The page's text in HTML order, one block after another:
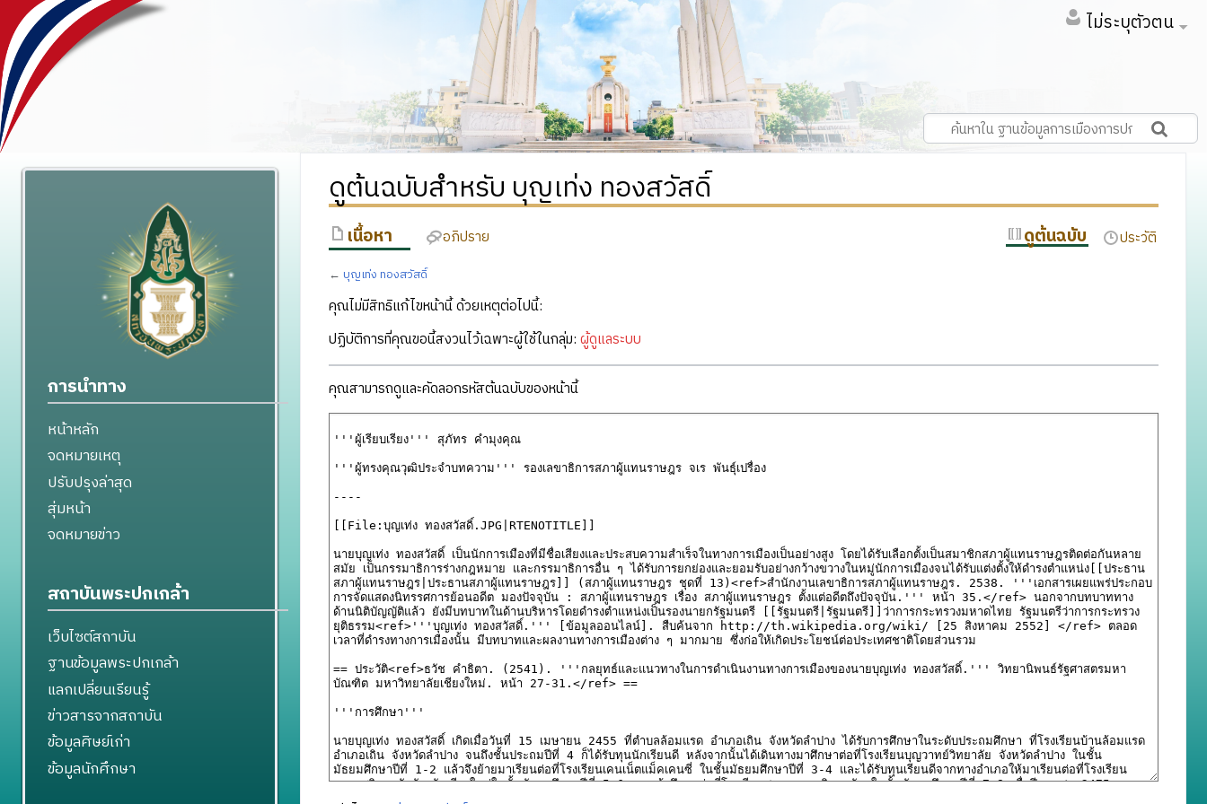
ไม่ระบุตัวตน
ดูต้นฉบับสำหรับ บุญเท่ง ทองสวัสดิ์
เนื้อหา อภิปราย ดูต้นฉบับ ประวัติ
← บุญเท่ง ทองสวัสดิ์
คุณไม่มีสิทธิแก้ไขหน้านี้ ด้วยเหตุต่อไปนี้:
ปฏิบัติการที่คุณขอนี้สงวนไว้เฉพาะผู้ใช้ในกลุ่ม: ผู้ดูแลระบบ
คุณสามารถดูและคัดลอกรหัสต้นฉบับของหน้านี้
การนำทาง
หน้าหลัก
จดหมายเหตุ
ปรับปรุงล่าสุด
สุ่มหน้า
จดหมายข่าว
สถาบันพระปกเกล้า
เว็บไซต์สถาบัน
ฐานข้อมูลพระปกเกล้า
แลกเปลี่ยนเรียนรู้
ข่าวสารจากสถาบัน
ข้อมูลศิษย์เก่า
ข้อมูลนักศึกษา